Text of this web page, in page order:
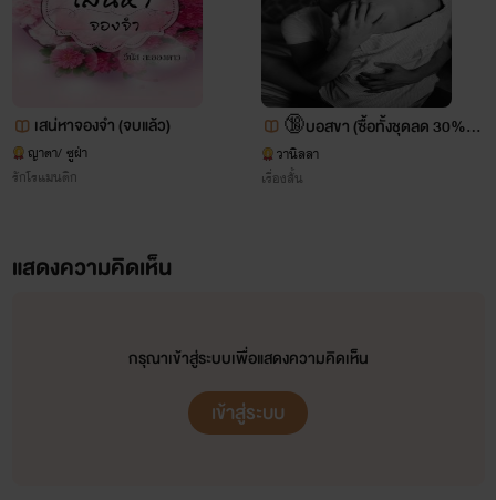
ยีนส์ออกจากขายาวๆ ยืนอวดรูปร่างสูงโปร่งกว่
เมตรเก้าสิบที่อัดแน่นด้วยกล้ามเนื้อสวยงามใน
แบบผู้ชาย ทั้งเนื้อทั้งตัวมีแค่บ็อกเซอร์แบรนด์ดั
เขาเป็นนายแบบ นีน่าอยากจะกลับไปที่ผับแล้ว
เสน่หาจองจำ (จบแล้ว)
ญาตา/ ซูฝ่า
รักโรแมนติก
🔞บอสขา (ซื้อทั้งชุดลด 30%)
💋💋
วานิลลา
เรื่องสั้น
แสดงความคิดเห็น
กรุณาเข้าสู่ระบบเพื่อแสดงความคิดเห็น
เข้าสู่ระบบ